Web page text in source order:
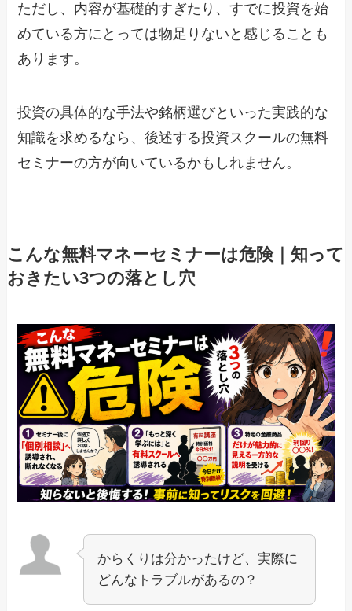
ただし、内容が基礎的すぎたり、すでに投資を始
めている方にとっては物足りないと感じることも
あります。
投資の具体的な手法や銘柄選びといった実践的な
知識を求めるなら、後述する投資スクールの無料
セミナーの方が向いているかもしれません。
こんな無料マネーセミナーは危険｜知って
おきたい3つの落とし穴
からくりは分かったけど、実際に
どんなトラブルがあるの？